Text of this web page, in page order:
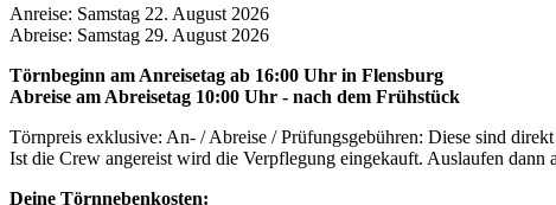
Anreise: Samstag 22. August 2026
Abreise: Samstag 29. August 2026
Törnbeginn am Anreisetag ab 16:00 Uhr in Flensburg
Abreise am Abreisetag 10:00 Uhr - nach dem Frühstück
Törnpreis exklusive: An- / Abreise / Prüfungsgebühren: Diese sind
Ist die Crew angereist wird die Verpflegung eingekauft. Auslaufen dann
Deine Törnnebenkosten: